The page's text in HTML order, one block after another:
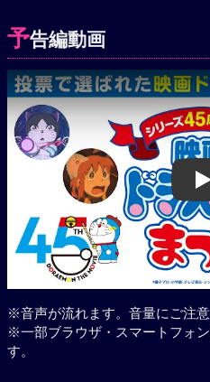
予告編動画
※音声が流れます。音量にご注意
※一部ブラウザ・スマートフォ
す。